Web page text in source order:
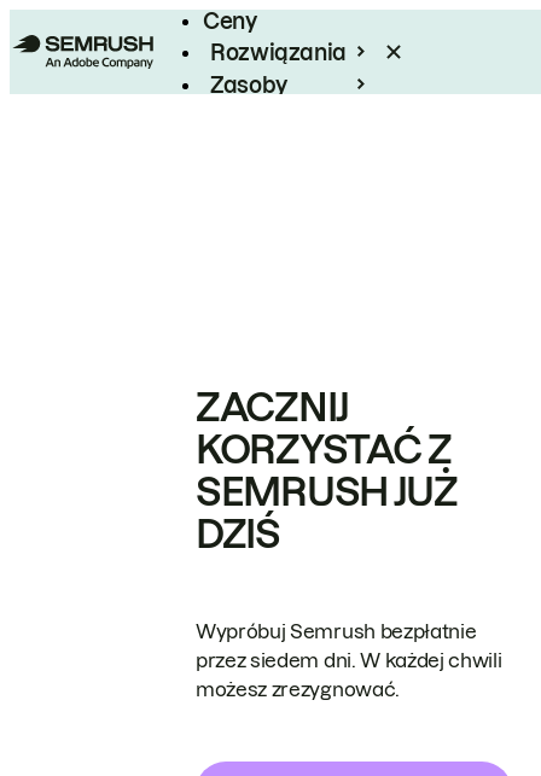
Ceny
Rozwiązania
Zasoby
ZACZNIJ
KORZYSTAĆ Z
SEMRUSH JUŻ
DZIŚ
Wypróbuj Semrush bezpłatnie
przez siedem dni. W każdej chwili
możesz zrezygnować.